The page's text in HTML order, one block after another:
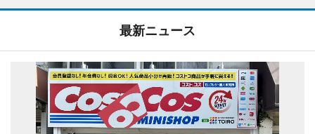
最新ニュース